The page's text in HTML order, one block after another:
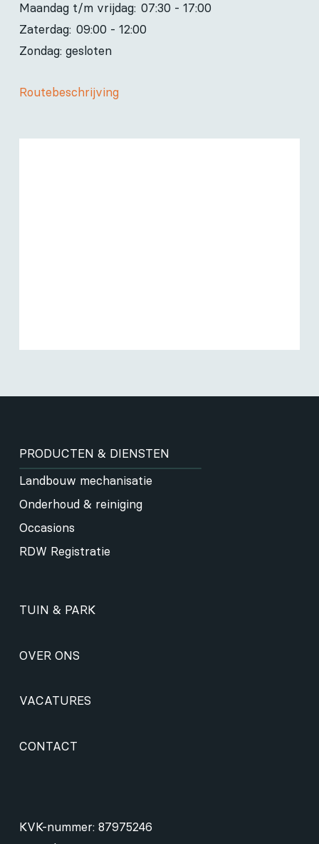
Maandag t/m vrijdag: 07:30 - 17:00
Zaterdag: 09:00 - 12:00
Zondag: gesloten
Routebeschrijving
PRODUCTEN & DIENSTEN
Landbouw mechanisatie
Onderhoud & reiniging
Occasions
RDW Registratie
TUIN & PARK
OVER ONS
VACATURES
CONTACT
KVK-nummer: 87975246